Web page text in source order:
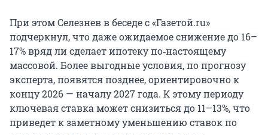
При этом Селезнев в беседе с «Газетой.ru»
подчеркнул, что даже ожидаемое снижение до 16–
17% вряд ли сделает ипотеку по‑настоящему
массовой. Более выгодные условия, по прогнозу
эксперта, появятся позднее, ориентировочно к
концу 2026 — началу 2027 года. К этому периоду
ключевая ставка может снизиться до 11–13%, что
приведет к заметному уменьшению ставок по